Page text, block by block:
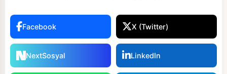
Facebook X (Twitter)
NextSosyal LinkedIn